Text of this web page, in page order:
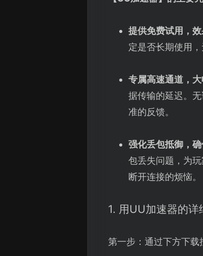
提供免费试用，
定是否长期使用
专属高速通道，
据传输的延迟。
准的反馈。
强化丢包抵御，
包丢失问题，为
断开连接的烦恼。
1. 用UU加速器的详
第一步：通过下方下载